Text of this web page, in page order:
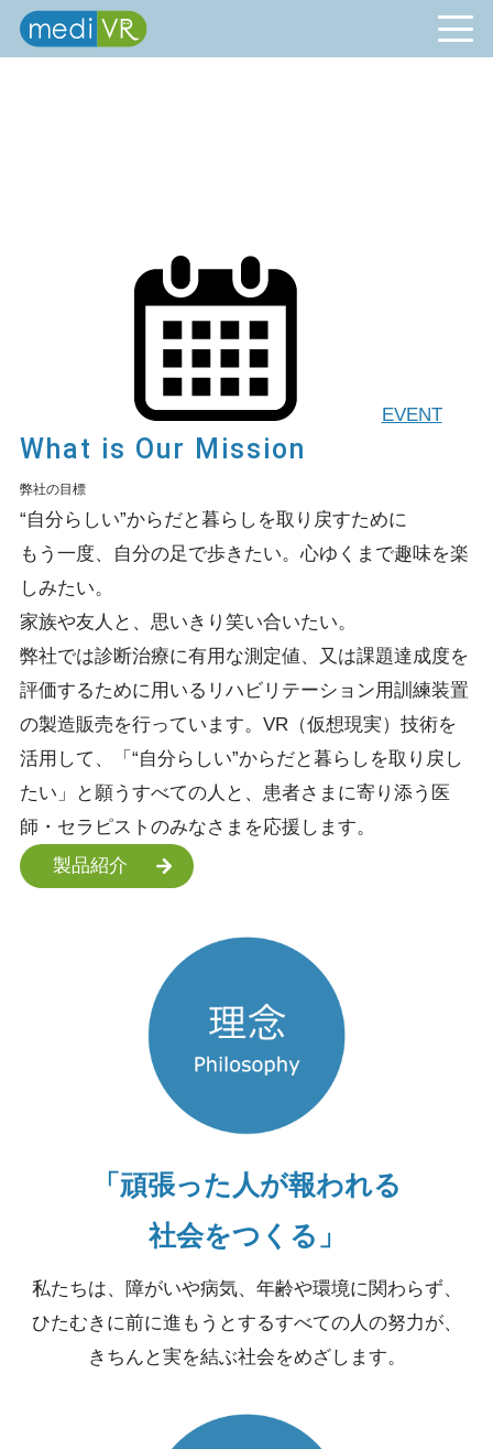
EVENT
What is Our Mission
弊社の目標
“自分らしい”からだと暮らしを取り戻すために
もう一度、自分の足で歩きたい。心ゆくまで趣味を楽
しみたい。
家族や友人と、思いきり笑い合いたい。
弊社では診断治療に有用な測定値、又は課題達成度を
評価するために用いるリハビリテーション用訓練装置
の製造販売を行っています。VR（仮想現実）技術を
活用して、「“自分らしい”からだと暮らしを取り戻し
たい」と願うすべての人と、患者さまに寄り添う医
師・セラピストのみなさまを応援します。
製品紹介
「頑張った人が報われる
社会をつくる」
私たちは、障がいや病気、年齢や環境に関わらず、
ひたむきに前に進もうとするすべての人の努力が、
きちんと実を結ぶ社会をめざします。